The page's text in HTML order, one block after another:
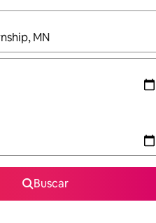
estén disponibles,
Buscar